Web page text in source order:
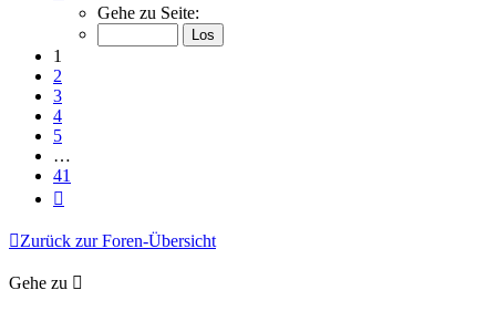
von
Gehe zu Seite:
1
2
3
4
5
…
41
Zurück zur Foren-Übersicht
Gehe zu